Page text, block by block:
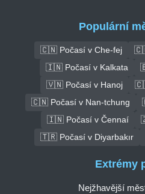
Populární
🇨🇳 Počasí v Che-fej
🇮🇳 Počasí v Kalkata
🇻🇳 Počasí v Hanoj
🇨🇳 Počasí v Nan-tchung
🇮🇳 Počasí v Čennaí
🇹🇷 Počasí v Diyarbakır
Extrémy
Nejžhavější